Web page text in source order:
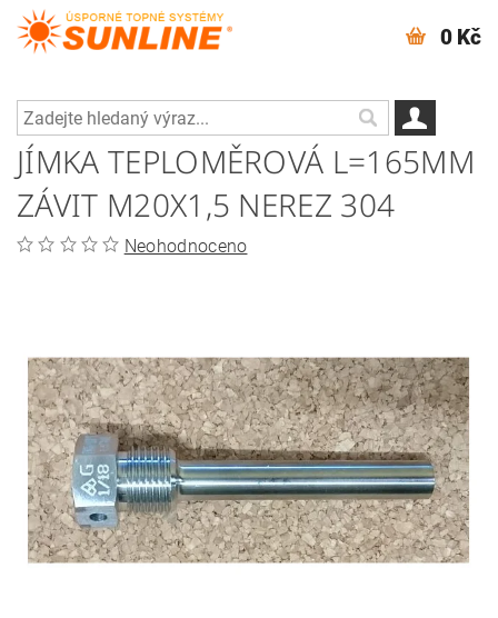
0 Kč
JÍMKA TEPLOMĚROVÁ L=165MM
ZÁVIT M20X1,5 NEREZ 304
Neohodnoceno